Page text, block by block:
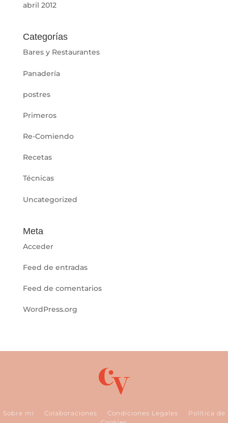
abril 2012
Categorías
Bares y Restaurantes
Panadería
postres
Primeros
Re-Comiendo
Recetas
Técnicas
Uncategorized
Meta
Acceder
Feed de entradas
Feed de comentarios
WordPress.org
Sobre mi Colaboraciones Condiciones Legales
Política de